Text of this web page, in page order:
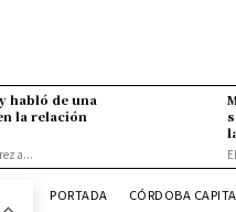
habló de una
la relación
PORTADA CÓRDOBA